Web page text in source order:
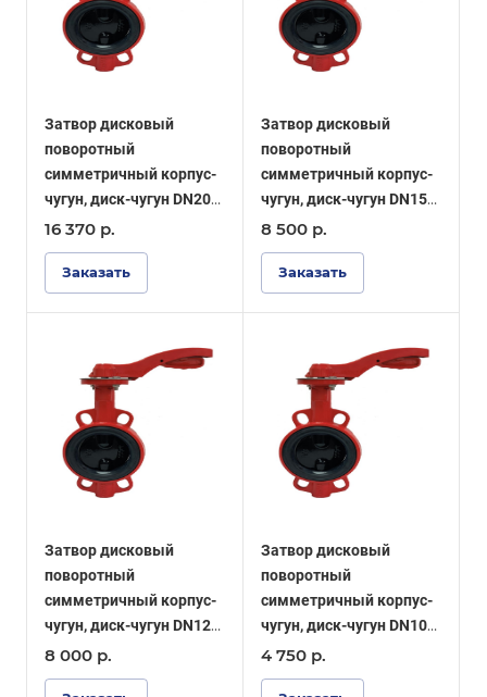
Затвор дисковый
поворотный
симметричный корпус-
чугун, диск-чугун DN200
PN16, уплотнение EPDM
- ОПТИМА
16 370 р.
Заказать
Затвор дисковый
поворотный
симметричный корпус-
чугун, диск-чугун DN150
PN16, уплотнение EPDM
- ОПТИМА
8 500 р.
Заказать
Затвор дисковый
поворотный
симметричный корпус-
чугун, диск-чугун DN125
PN16, уплотнение EPDM
- ОПТИМА
8 000 р.
Затвор дисковый
поворотный
симметричный корпус-
чугун, диск-чугун DN100
PN16, уплотнение EPDM
- ОПТИМА
4 750 р.